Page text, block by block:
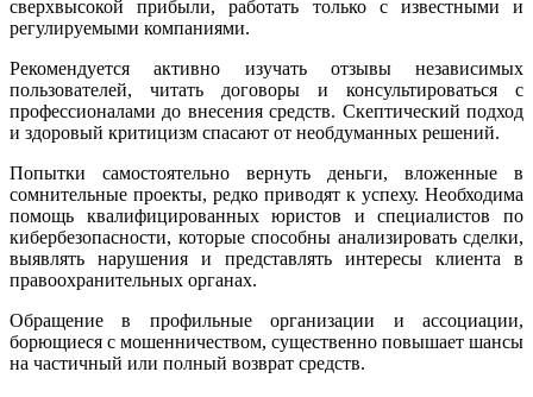
сверхвысокой прибыли, работать только с известными и
регулируемыми компаниями.
Рекомендуется активно изучать отзывы независимых
пользователей, читать договоры и консультироваться с
профессионалами до внесения средств. Скептический подход
и здоровый критицизм спасают от необдуманных решений.
Попытки самостоятельно вернуть деньги, вложенные в
сомнительные проекты, редко приводят к успеху. Необходима
помощь квалифицированных юристов и специалистов по
кибербезопасности, которые способны анализировать сделки,
выявлять нарушения и представлять интересы клиента в
правоохранительных органах.
Обращение в профильные организации и ассоциации,
борющиеся с мошенничеством, существенно повышает шансы
на частичный или полный возврат средств.